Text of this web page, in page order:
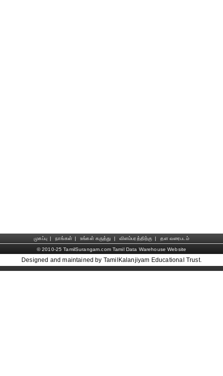
முகப்பு | நாங்கள் | உங்கள் கருத்து | விளம்பரத்திற்கு |
தள வரைபடம்
© 2010-25 TamilSurangam.com Tamil Data Warehouse Website
Designed and maintained by TamilKalanjiyam Educational Trust.